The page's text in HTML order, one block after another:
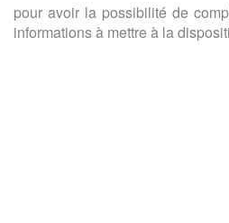
pour avoir la possibilité de
informations à mettre à la